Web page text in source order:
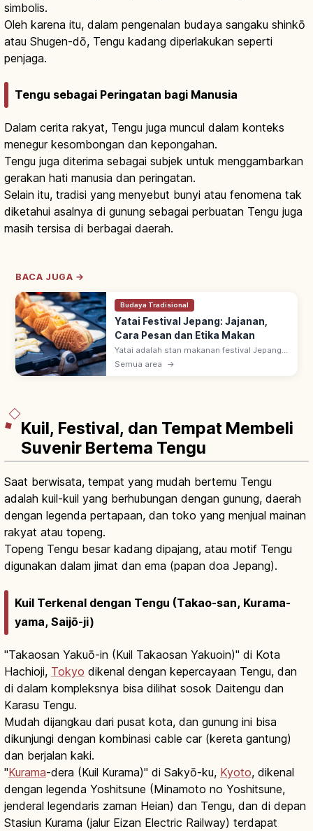
simbolis.
Oleh karena itu, dalam pengenalan budaya sangaku shinkō
atau Shugen-dō, Tengu kadang diperlakukan seperti
penjaga.
Tengu sebagai Peringatan bagi Manusia
Dalam cerita rakyat, Tengu juga muncul dalam konteks
menegur kesombongan dan kepongahan.
Tengu juga diterima sebagai subjek untuk menggambarkan
gerakan hati manusia dan peringatan.
Selain itu, tradisi yang menyebut bunyi atau fenomena tak
diketahui asalnya di gunung sebagai perbuatan Tengu juga
masih tersisa di berbagai daerah.
BACA JUGA →
Budaya Tradisional
Yatai Festival Jepang: Jajanan,
Cara Pesan dan Etika Makan
Yatai adalah stan makanan festival Jepang
yang ramai dari musim semi (Maret–Mei)
Semua area →
Kuil, Festival, dan Tempat Membeli
Suvenir Bertema Tengu
Saat berwisata, tempat yang mudah bertemu Tengu
adalah kuil-kuil yang berhubungan dengan gunung, daerah
dengan legenda pertapaan, dan toko yang menjual mainan
rakyat atau topeng.
Topeng Tengu besar kadang dipajang, atau motif Tengu
digunakan dalam jimat dan ema (papan doa Jepang).
Kuil Terkenal dengan Tengu (Takao-san, Kurama-
yama, Saijō-ji)
"Takaosan Yakuō-in (Kuil Takaosan Yakuoin)" di Kota
Hachioji, Tokyo dikenal dengan kepercayaan Tengu, dan
di dalam kompleksnya bisa dilihat sosok Daitengu dan
Karasu Tengu.
Mudah dijangkau dari pusat kota, dan gunung ini bisa
dikunjungi dengan kombinasi cable car (kereta gantung)
dan berjalan kaki.
"Kurama-dera (Kuil Kurama)" di Sakyō-ku, Kyoto, dikenal
dengan legenda Yoshitsune (Minamoto no Yoshitsune,
jenderal legendaris zaman Heian) dan Tengu, dan di depan
Stasiun Kurama (jalur Eizan Electric Railway) terdapat